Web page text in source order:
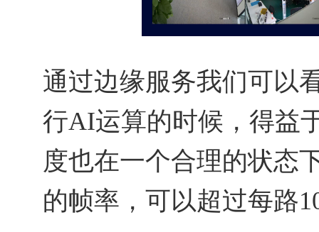
通过边缘服务我们可以
行AI运算的时候，得益
度也在一个合理的状态
的帧率，可以超过每路